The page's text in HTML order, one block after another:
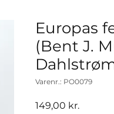
Europas
(Bent J.
Varenr.: PO0079
149,00 kr.Pris